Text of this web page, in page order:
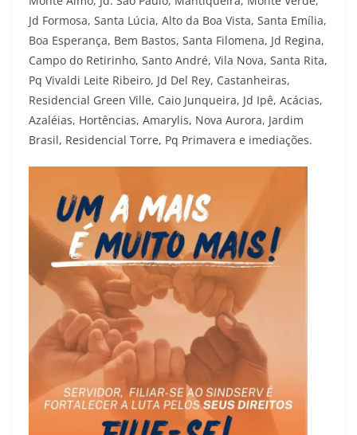
Jd Formosa, Santa Lúcia, Alto da Boa Vista, Santa Emília,
Boa Esperança, Bem Bastos, Santa Filomena, Jd Regina,
Campo do Retirinho, Santo André, Vila Nova, Santa Rita,
Pq Vivaldi Leite Ribeiro, Jd Del Rey, Castanheiras,
Residencial Green Ville, Caio Junqueira, Jd Ipê, Acácias,
Azaléias, Hortências, Amarylis, Nova Aurora, Jardim
Brasil, Residencial Torre, Pq Primavera e imediações.